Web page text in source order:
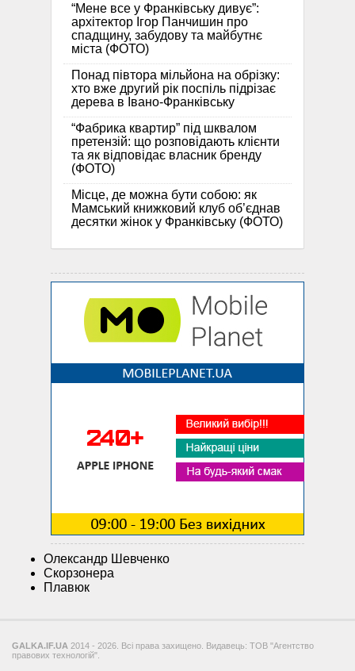
“Мене все у Франківську дивує”:
архітектор Ігор Панчишин про
спадщину, забудову та майбутнє
міста (ФОТО)
Понад півтора мільйона на обрізку:
хто вже другий рік поспіль підрізає
дерева в Івано-Франківську
“Фабрика квартир” під шквалом
претензій: що розповідають клієнти
та як відповідає власник бренду
(ФОТО)
Місце, де можна бути собою: як
Мамський книжковий клуб об’єднав
десятки жінок у Франківську (ФОТО)
Олександр Шевченко
Скорзонера
Плавюк
GALKA.IF.UA 2014 - 2026. Всі права захищено. Видавець: ТОВ "Агентство
правових технологій".